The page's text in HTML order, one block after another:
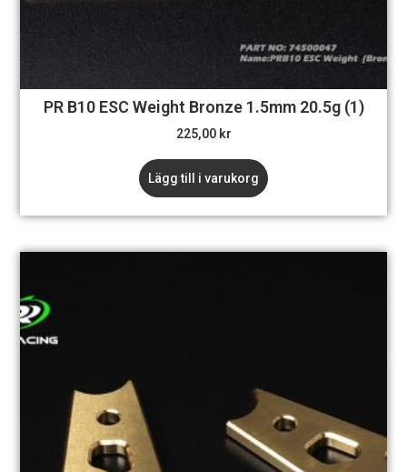
PR B10 ESC Weight Bronze 1.5mm 20.5g (1)
225,00 kr
Lägg till i varukorg